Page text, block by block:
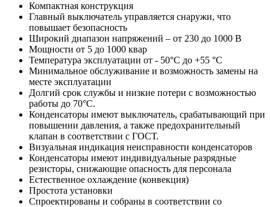
Компактная конструкция
Главный выключатель управляется снаружи, что
повышает безопасность
Широкий диапазон напряжений – от 230 до 1000 В
Мощности от 5 до 1000 квар
Температура эксплуатации от - 50°C до +55 °C
Минимальное обслуживание и возможность замены на
месте эксплуатации
Долгий срок службы и низкие потери с возможностью
работы до 70°C.
Конденсаторы имеют выключатель, срабатывающий при
повышении давления, а также предохранительный
клапан в соответствии с ГОСТ.
Визуальная индикация неисправности конденсаторов
Конденсаторы имеют индивидуальные разрядные
резисторы, снижающие опасность для персонала
Естественное охлаждение (конвекция)
Простота установки
Спроектированы и собраны в соответствии со